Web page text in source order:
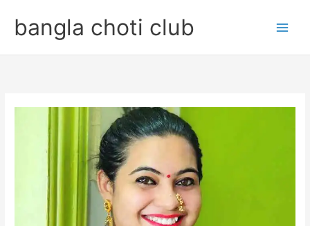
contentbangla choti club